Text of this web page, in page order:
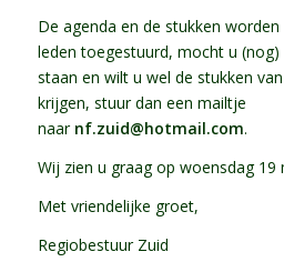
De agenda en de stukken
leden toegestuurd, mocht u
staan en wilt u wel de stukken
krijgen, stuur dan een mailtje
naar nf.zuid@hotmail.com.
Wij zien u graag op woensdag 19
Met vriendelijke groet,
Regiobestuur Zuid